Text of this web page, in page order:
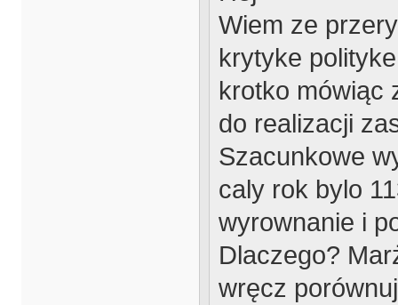
Wiem ze
krytyke
krotko mówiąc
do realizacji
Szacunkowe
caly rok bylo
wyrownanie i
Dlaczego?
wręcz